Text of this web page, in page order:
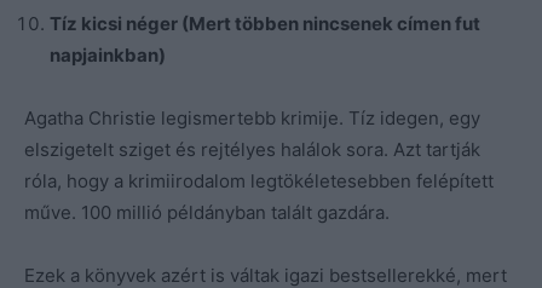
Tíz kicsi néger (Mert többen nincsenek címen fut
napjainkban)
Agatha Christie legismertebb krimije. Tíz idegen, egy
elszigetelt sziget és rejtélyes halálok sora. Azt tartják
róla, hogy a krimiirodalom legtökéletesebben felépített
műve. 100 millió példányban talált gazdára.
Ezek a könyvek azért is váltak igazi bestsellerekké, mert